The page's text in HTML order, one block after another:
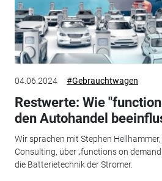
04.06.2024 #Gebrauchtwagen
Restwerte: Wie
den Autohandel
Wir sprachen mit Stephen
Consulting, über „functions on
die Batterietechnik der Stromer.